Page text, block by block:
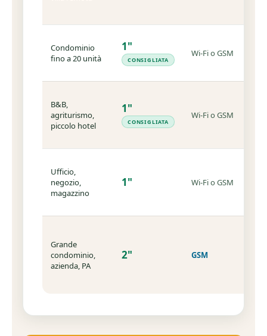
Condominio
fino a 20 unità
1"
CONSIGLIATA
Wi-Fi o GSM
B&B,
agriturismo,
piccolo hotel
1"
CONSIGLIATA
Wi-Fi o GSM
Ufficio,
negozio,
magazzino
1" Wi-Fi o GSM
Grande
condominio,
azienda, PA
2" GSM